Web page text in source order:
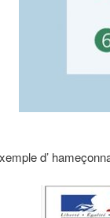
d’